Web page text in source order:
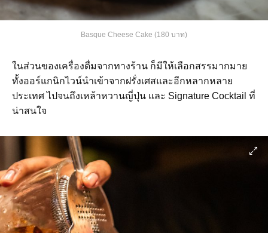
Basque Cheese Cake (180 บาท)
ในส่วนของเครื่องดื่มจากทางร้าน ก็มีให้เลือกสรรมากมาย
ทั้งออร์แกนิกไวน์นำเข้าจากฝรั่งเศสและอีกหลากหลาย
ประเทศ ไปจนถึงเหล้าหวานญี่ปุ่น และ Signature Cocktail ที่
น่าสนใจ